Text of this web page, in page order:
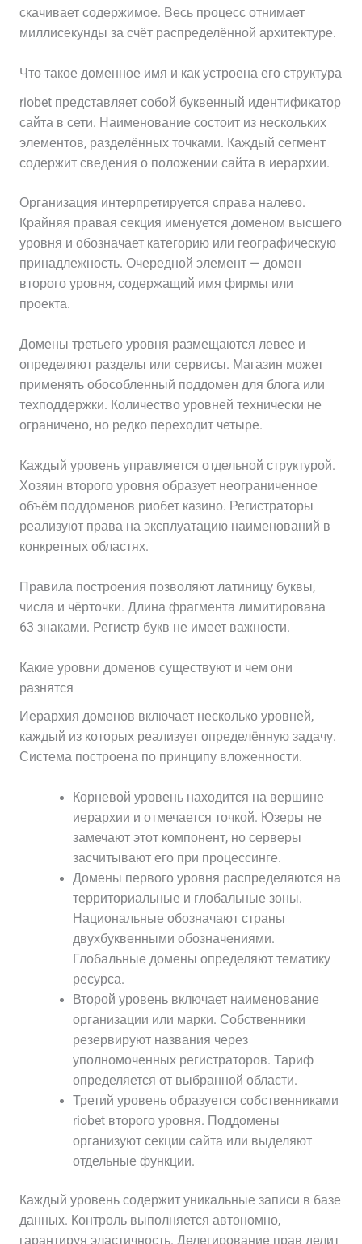
скачивает содержимое. Весь процесс отнимает
миллисекунды за счёт распределённой архитектуре.
Что такое доменное имя и как устроена его структура
riobet представляет собой буквенный идентификатор
сайта в сети. Наименование состоит из нескольких
элементов, разделённых точками. Каждый сегмент
содержит сведения о положении сайта в иерархии.
Организация интерпретируется справа налево.
Крайняя правая секция именуется доменом высшего
уровня и обозначает категорию или географическую
принадлежность. Очередной элемент — домен
второго уровня, содержащий имя фирмы или
проекта.
Домены третьего уровня размещаются левее и
определяют разделы или сервисы. Магазин может
применять обособленный поддомен для блога или
техподдержки. Количество уровней технически не
ограничено, но редко переходит четыре.
Каждый уровень управляется отдельной структурой.
Хозяин второго уровня образует неограниченное
объём поддоменов риобет казино. Регистраторы
реализуют права на эксплуатацию наименований в
конкретных областях.
Правила построения позволяют латиницу буквы,
числа и чёрточки. Длина фрагмента лимитирована
63 знаками. Регистр букв не имеет важности.
Какие уровни доменов существуют и чем они
разнятся
Иерархия доменов включает несколько уровней,
каждый из которых реализует определённую задачу.
Система построена по принципу вложенности.
Корневой уровень находится на вершине
иерархии и отмечается точкой. Юзеры не
замечают этот компонент, но серверы
засчитывают его при процессинге.
Домены первого уровня распределяются на
территориальные и глобальные зоны.
Национальные обозначают страны
двухбуквенными обозначениями.
Глобальные домены определяют тематику
ресурса.
Второй уровень включает наименование
организации или марки. Собственники
резервируют названия через
уполномоченных регистраторов. Тариф
определяется от выбранной области.
Третий уровень образуется собственниками
riobet второго уровня. Поддомены
организуют секции сайта или выделяют
отдельные функции.
Каждый уровень содержит уникальные записи в базе
данных. Контроль выполняется автономно,